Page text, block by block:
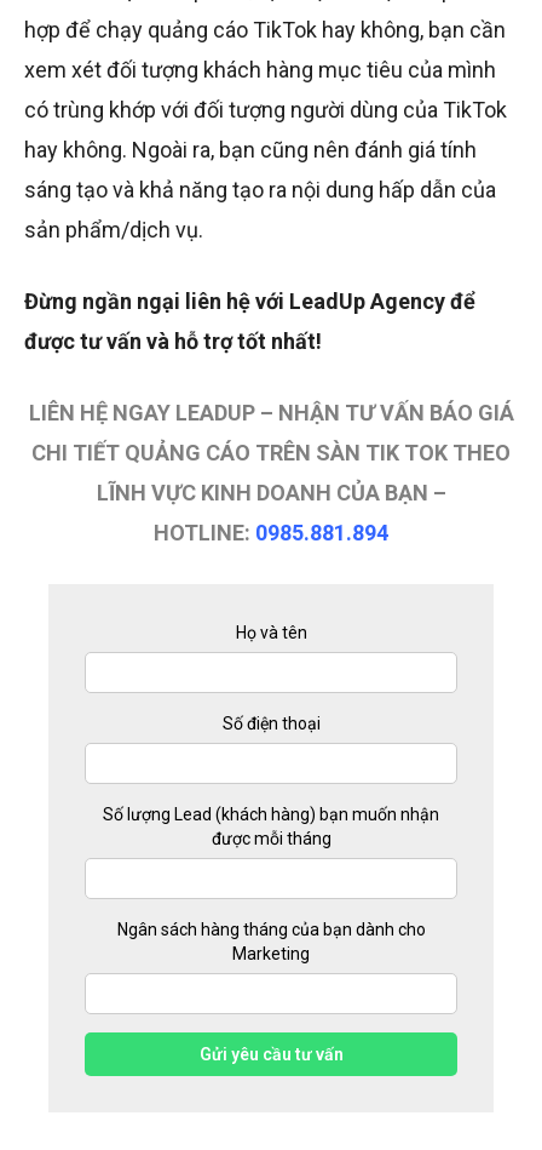
hợp để chạy quảng cáo TikTok hay không, bạn cần
xem xét đối tượng khách hàng mục tiêu của mình
có trùng khớp với đối tượng người dùng của TikTok
hay không. Ngoài ra, bạn cũng nên đánh giá tính
sáng tạo và khả năng tạo ra nội dung hấp dẫn của
sản phẩm/dịch vụ.
Đừng ngần ngại liên hệ với LeadUp Agency để
được tư vấn và hỗ trợ tốt nhất!
LIÊN HỆ NGAY LEADUP – NHẬN TƯ VẤN BÁO GIÁ
CHI TIẾT QUẢNG CÁO TRÊN SÀN TIK TOK THEO
LĨNH VỰC KINH DOANH CỦA BẠN –
HOTLINE: 0985.881.894
Họ và tên
Số lượng Lead (khách hàng) bạn muốn nhận
được mỗi tháng
Ngân sách hàng tháng của bạn dành cho
Marketing
Số điện thoại
Gửi yêu cầu tư vấn